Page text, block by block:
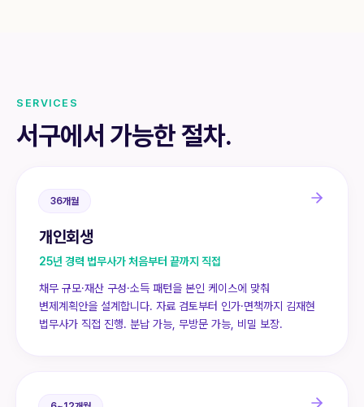
SERVICES
서구에서 가능한 절차.
36개월
개인회생
25년 경력 법무사가 처음부터 끝까지 직접
채무 규모·재산 구성·소득 패턴을 본인 케이스에 맞춰
변제계획안을 설계합니다. 자료 검토부터 인가·면책까지 김재현
법무사가 직접 진행. 분납 가능, 무방문 가능, 비밀 보장.